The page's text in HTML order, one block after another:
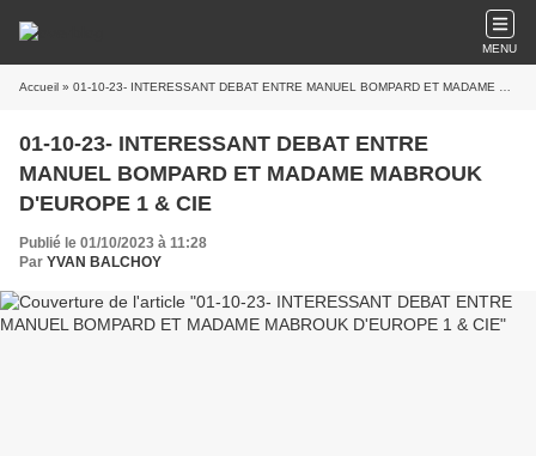
MENU
Accueil » 01-10-23- INTERESSANT DEBAT ENTRE MANUEL BOMPARD ET MADAME MABROUK D'EUROPE 1 & CIE
01-10-23- INTERESSANT DEBAT ENTRE
MANUEL BOMPARD ET MADAME MABROUK
D'EUROPE 1 & CIE
Publié le 01/10/2023 à 11:28
Par YVAN BALCHOY